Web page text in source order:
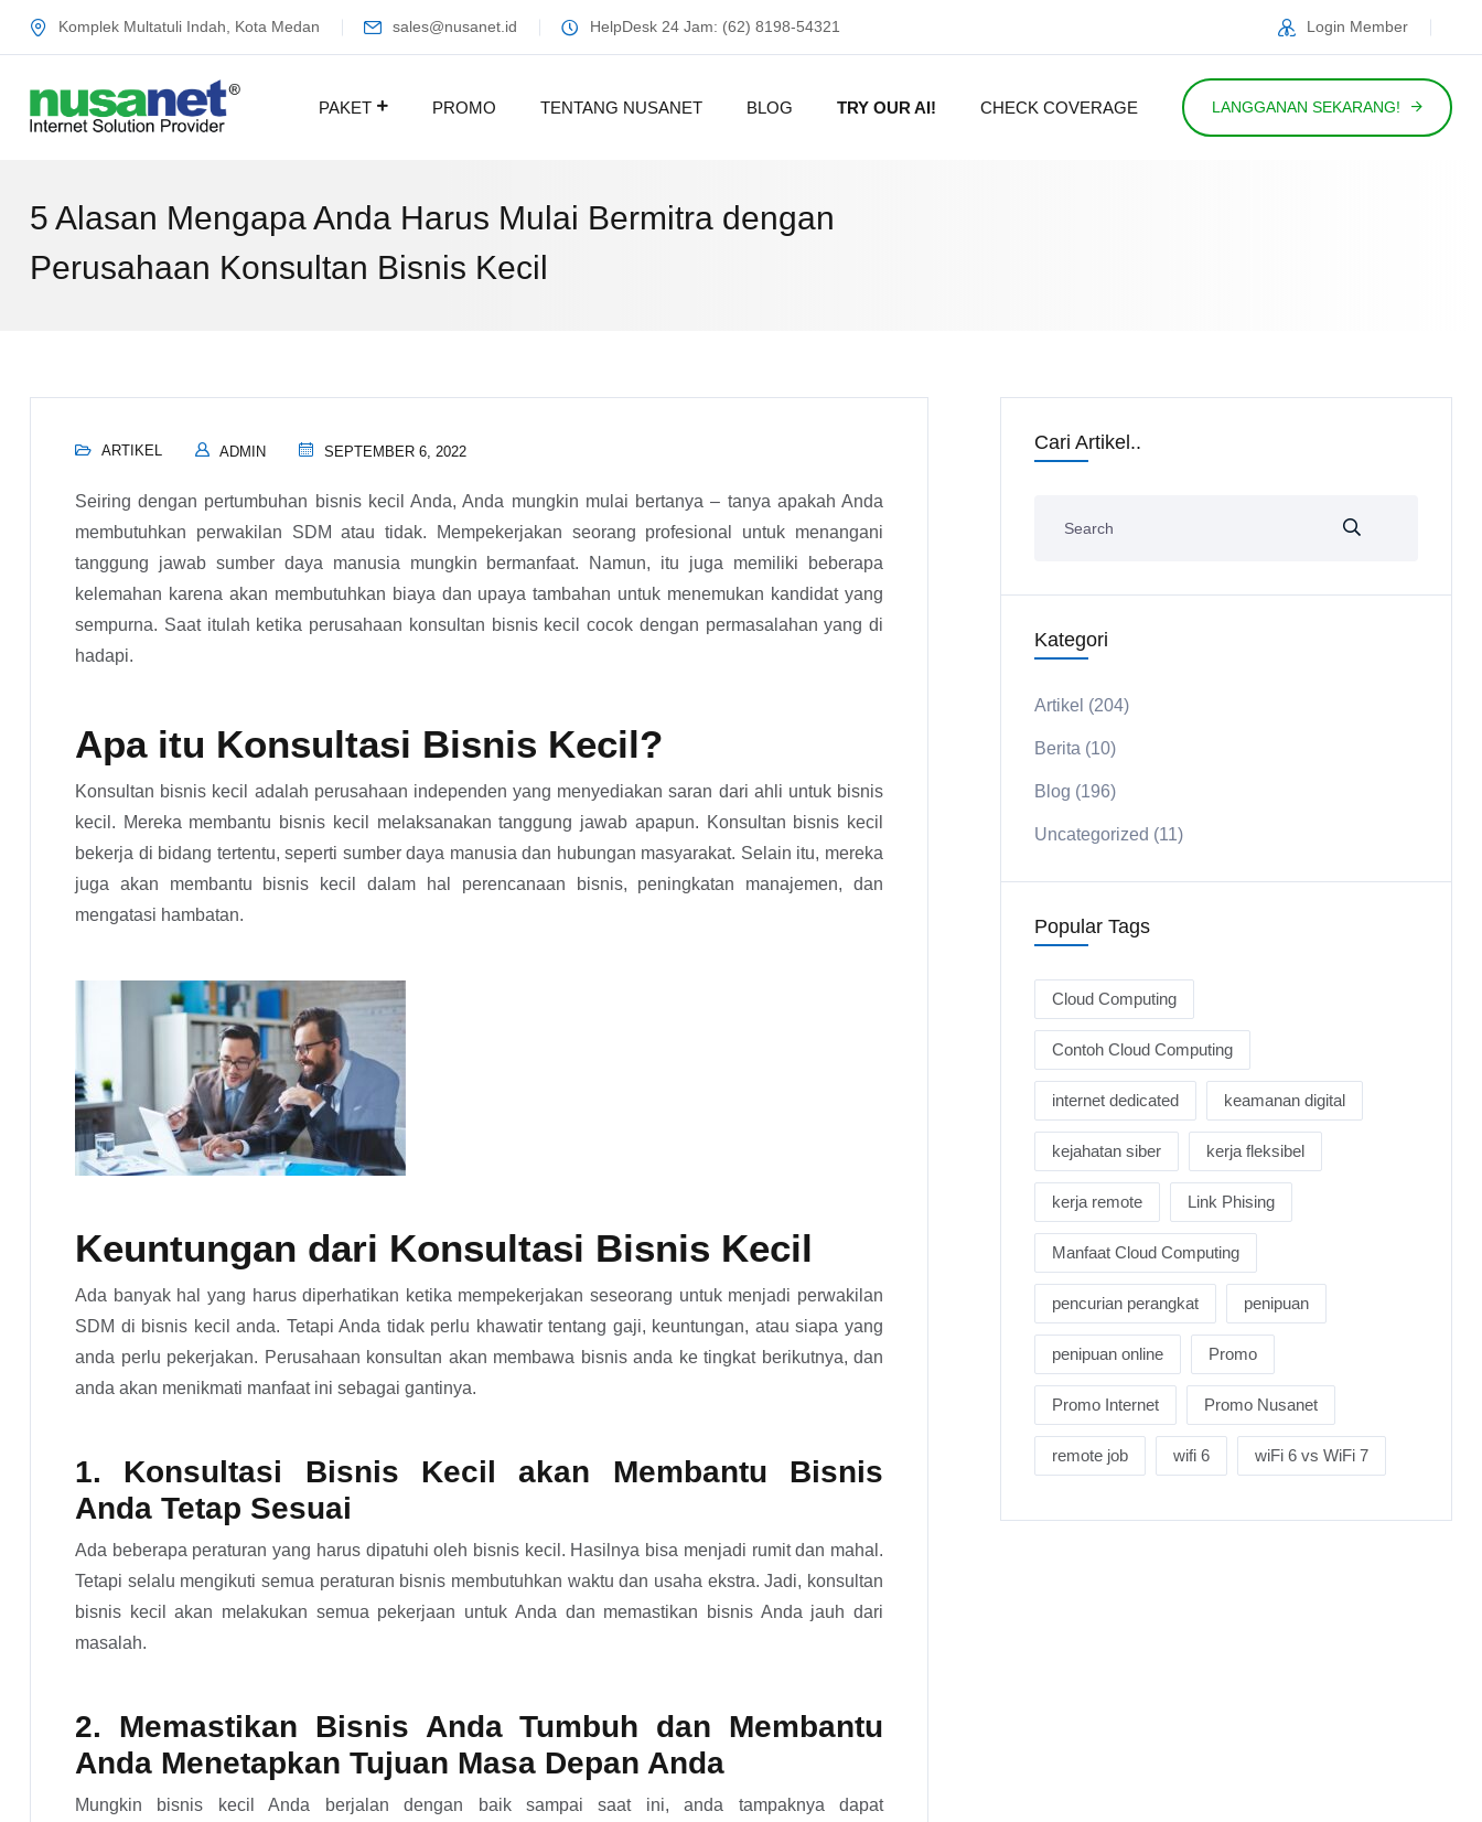
Komplek Multatuli Indah, Kota Medan sales@nusanet.id HelpDesk 24 Jam: (62) 8198-54321 Login Member
PAKET PROMO TENTANG NUSANET BLOG TRY OUR AI! CHECK COVERAGE LANGGANAN SEKARANG!
5 Alasan Mengapa Anda Harus Mulai Bermitra dengan
Perusahaan Konsultan Bisnis Kecil
ARTIKEL ADMIN SEPTEMBER 6, 2022
Seiring dengan pertumbuhan bisnis kecil Anda, Anda mungkin mulai bertanya – tanya apakah Anda
membutuhkan perwakilan SDM atau tidak. Mempekerjakan seorang profesional untuk menangani
tanggung jawab sumber daya manusia mungkin bermanfaat. Namun, itu juga memiliki beberapa
kelemahan karena akan membutuhkan biaya dan upaya tambahan untuk menemukan kandidat yang
sempurna. Saat itulah ketika perusahaan konsultan bisnis kecil cocok dengan permasalahan yang di
hadapi.
Apa itu Konsultasi Bisnis Kecil?
Konsultan bisnis kecil adalah perusahaan independen yang menyediakan saran dari ahli untuk bisnis
kecil. Mereka membantu bisnis kecil melaksanakan tanggung jawab apapun. Konsultan bisnis kecil
bekerja di bidang tertentu, seperti sumber daya manusia dan hubungan masyarakat. Selain itu, mereka
juga akan membantu bisnis kecil dalam hal perencanaan bisnis, peningkatan manajemen, dan
mengatasi hambatan.
Keuntungan dari Konsultasi Bisnis Kecil
Ada banyak hal yang harus diperhatikan ketika mempekerjakan seseorang untuk menjadi perwakilan
SDM di bisnis kecil anda. Tetapi Anda tidak perlu khawatir tentang gaji, keuntungan, atau siapa yang
anda perlu pekerjakan. Perusahaan konsultan akan membawa bisnis anda ke tingkat berikutnya, dan
anda akan menikmati manfaat ini sebagai gantinya.
1. Konsultasi Bisnis Kecil akan Membantu Bisnis
Anda Tetap Sesuai
Ada beberapa peraturan yang harus dipatuhi oleh bisnis kecil. Hasilnya bisa menjadi rumit dan mahal.
Tetapi selalu mengikuti semua peraturan bisnis membutuhkan waktu dan usaha ekstra. Jadi, konsultan
bisnis kecil akan melakukan semua pekerjaan untuk Anda dan memastikan bisnis Anda jauh dari
masalah.
2. Memastikan Bisnis Anda Tumbuh dan Membantu
Anda Menetapkan Tujuan Masa Depan Anda
Mungkin bisnis kecil Anda berjalan dengan baik sampai saat ini, anda tampaknya dapat
Cari Artikel..
Kategori
Artikel (204)
Berita (10)
Blog (196)
Uncategorized (11)
Popular Tags
Cloud Computing
Contoh Cloud Computing
internet dedicated keamanan digital
kejahatan siber kerja fleksibel
kerja remote Link Phising
Manfaat Cloud Computing
pencurian perangkat penipuan
penipuan online Promo
Promo Internet Promo Nusanet
remote job wifi 6 wiFi 6 vs WiFi 7